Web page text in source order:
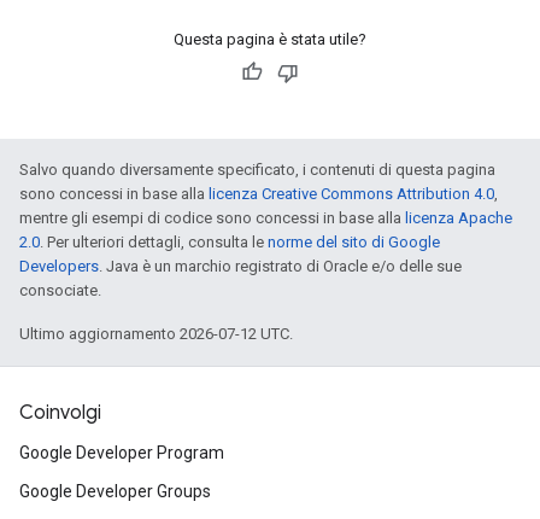
Questa pagina è stata utile?
Salvo quando diversamente specificato, i contenuti di questa pagina
sono concessi in base alla licenza Creative Commons Attribution 4.0,
mentre gli esempi di codice sono concessi in base alla licenza Apache
2.0. Per ulteriori dettagli, consulta le norme del sito di Google
Developers. Java è un marchio registrato di Oracle e/o delle sue
consociate.
Ultimo aggiornamento 2026-07-12 UTC.
Coinvolgi
Google Developer Program
Google Developer Groups